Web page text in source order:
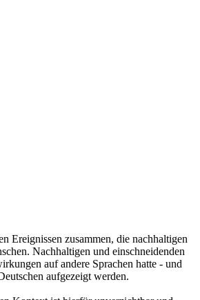
Ereignissen zusammen, die nachhaltigen
Nachhaltigen und einschneidenden
auf andere Sprachen hatte - und
aufgezeigt werden.